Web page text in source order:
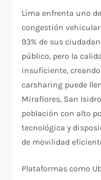
Lima enfrenta uno
congestión
93% de sus
público, pero la
insuficiente,
carsharing puede
Miraflores, San
población con alto
tecnológica y
de movilidad
Plataformas como